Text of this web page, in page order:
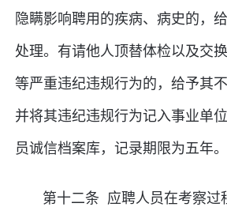
隐瞒影响聘用的疾病、病史的，
处理。有请他人顶替体检以及交
等严重违纪违规行为的，给予其
并将其违纪违规行为记入事业单
员诚信档案库，记录期限为五年。
第十二条 应聘人员在考察过